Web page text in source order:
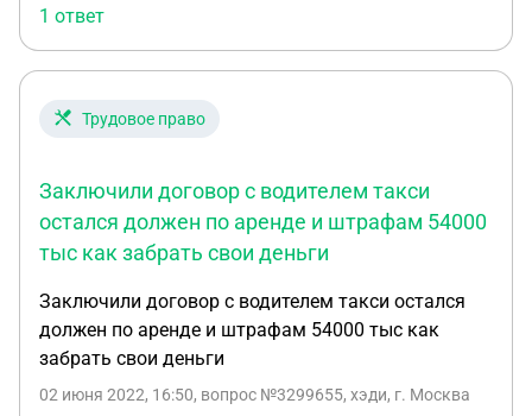
денежные средства заработанные водителями
будут перечисляться мне на р/с, я от их средств
буду иметь только 3%, остальные будут
банка. Как правильно заключить договор с
было?
1 ответ
Трудовое право
Заключили договор с водителем такси
остался должен по аренде и штрафам 54000
тыс как забрать свои деньги
Заключили договор с водителем такси остался
должен по аренде и штрафам 54000 тыс как
забрать свои деньги
02 июня 2022, 16:50, вопрос №3299655, хэди, г. Москва